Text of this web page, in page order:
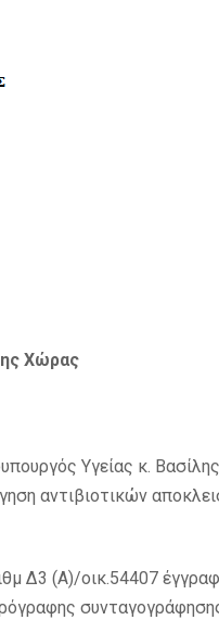
Χώρας
Υγείας κ.
αντιβιοτικών
Δ3 (Α)/οικ.54407